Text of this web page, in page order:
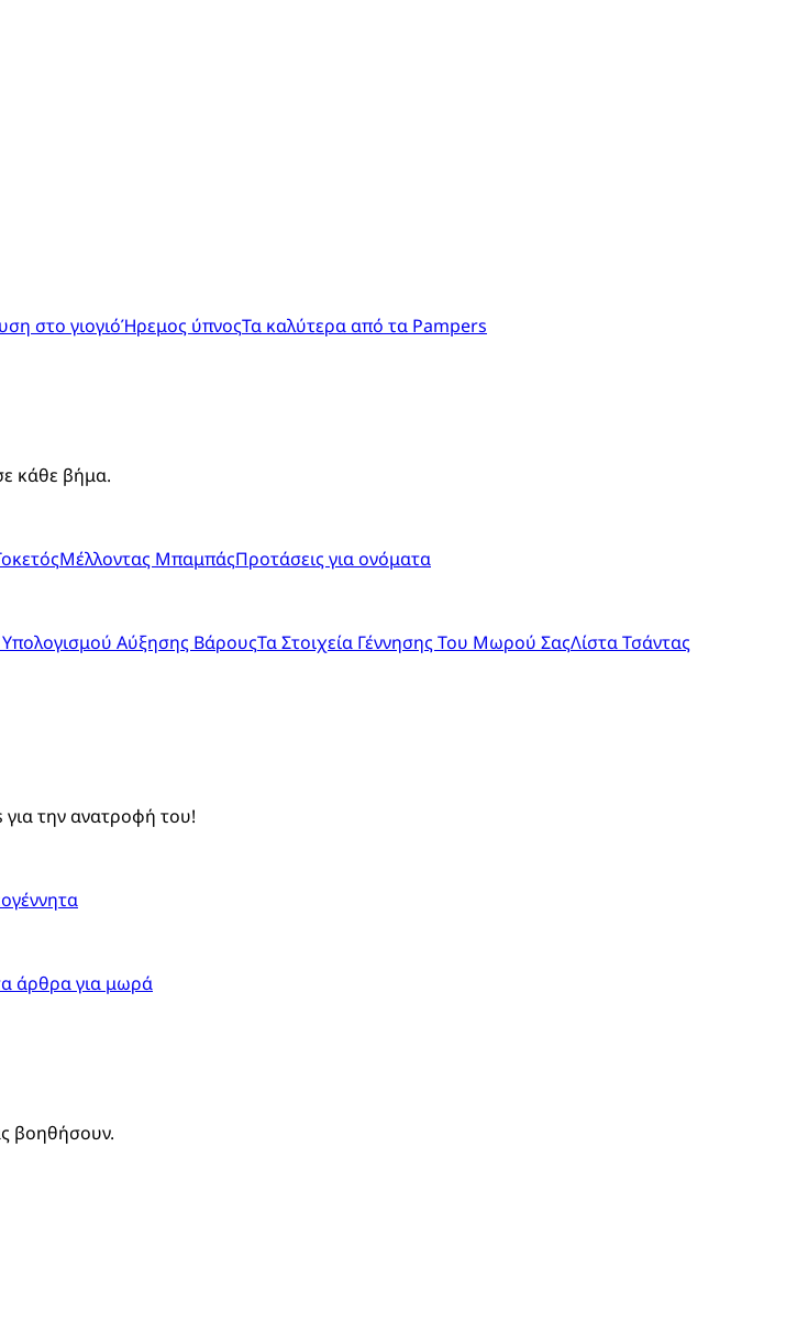
στο γιογιόΉρεμος ύπνοςΤα καλύτερα από τα Pampers
κάθε βήμα.
Μέλλοντας ΜπαμπάςΠροτάσεις για ονόματα
Υπολογισμού Αύξησης ΒάρουςΤα Στοιχεία Γέννησης Του Μωρού ΣαςΛίστα Τσάντας
την ανατροφή του!
άρθρα για μωρά
βοηθήσουν.